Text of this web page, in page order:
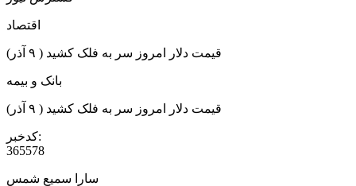
اقتصاد
قیمت دلار امروز سر به فلک کشید ( ۹ آذر)
بانک و بیمه
قیمت دلار امروز سر به فلک کشید ( ۹ آذر)
کدخبر:
365578
سارا سمیع شمس